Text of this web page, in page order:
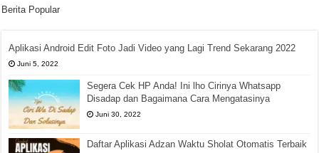
Berita Popular
Aplikasi Android Edit Foto Jadi Video yang Lagi Trend Sekarang 2022
Juni 5, 2022
Segera Cek HP Anda! Ini lho Cirinya Whatsapp
Disadap dan Bagaimana Cara Mengatasinya
Juni 30, 2022
Daftar Aplikasi Adzan Waktu Sholat Otomatis Terbaik